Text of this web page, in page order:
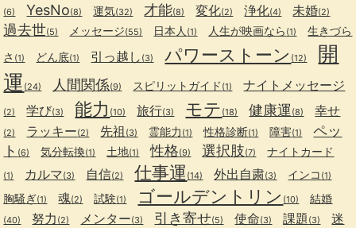
(6) YesNo(8) 運気(32) 才能(8) 変化(2) 浄化(4) 未婚(2)
過去世(5) メッセージ(55) 日本人 (1) 人生が映画なら (1)
生きづら
さ (1) どん底(1) 引っ越し (3) パワーストーン (12)
開
運 (24) 人間関係(9) スピリットガイド (1) ナイトメッセージ
(2) 学び(3) 能力 (10) 旅行(3) モテ (18) 健康運(8) 幸せ
(2) ラッキー(2) 先祖 (3) 霊能力 (1) 性格診断(1) 障害(1)
ペッ
ト (6) 気分転換(1) 土地(1) 性格(9) 選択肢(7) ナイトカード
(1) カルマ(3) 自信(2) 仕事運 (14) 外出自粛(3) インコ (1)
胸騒ぎ(1) 魂(2) 試験(1) ゴールデントリン (10) 結婚
(40) 努力 (2) メンター(3) 引き寄せ(5) 使命(3) 課題 (3)
迷